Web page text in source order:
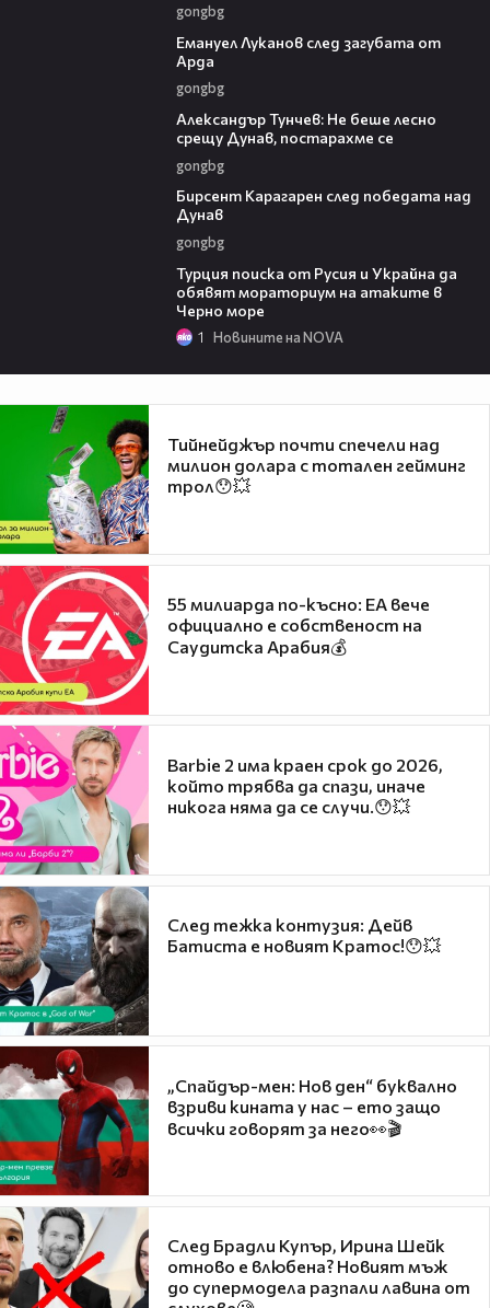
gongbg
Емануел Луканов след загубата от
Арда
gongbg
Александър Тунчев: Не беше лесно
срещу Дунав, постарахме се
gongbg
Бирсент Карагарен след победата над
Дунав
gongbg
Турция поиска от Русия и Украйна да
обявят мораториум на атаките в
Черно море
1 Новините на NOVA
Тийнейджър почти спечели над
милион долара с тотален гейминг
трол😯💥
55 милиарда по-късно: EA вече
официално е собственост на
Саудитска Арабия💰
Barbie 2 има краен срок до 2026,
който трябва да спази, иначе
никога няма да се случи.😯💥
След тежка контузия: Дейв
Батиста е новият Кратос!😯💥
„Спайдър-мен: Нов ден“ буквално
взриви кината у нас – ето защо
всички говорят за него👀🎬
След Брадли Купър, Ирина Шейк
отново е влюбена? Новият мъж
до супермодела разпали лавина от